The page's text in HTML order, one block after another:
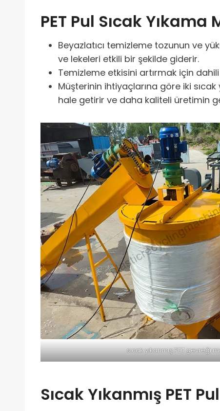
PET Pul Sıcak
Beyazlatıcı temizleme tozunun ve
ve lekeleri etkili bir şekilde giderir.
Temizleme etkisini artırmak için
Müşterinin ihtiyaçlarına göre iki
hale getirir ve daha kaliteli üretimin
sıcak yıkanmış PET gevreği
Sıcak Yıkanmış PET